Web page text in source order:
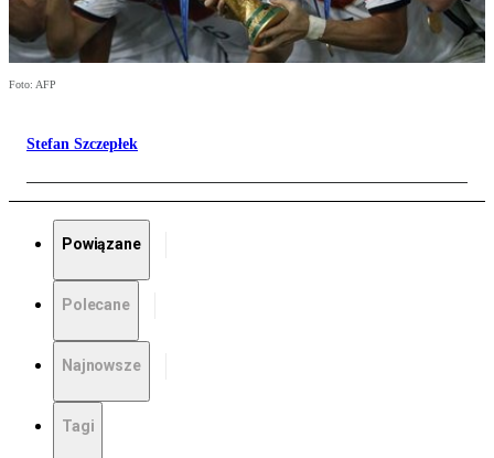
Foto: AFP
Stefan Szczepłek
Powiązane
Polecane
Najnowsze
Tagi